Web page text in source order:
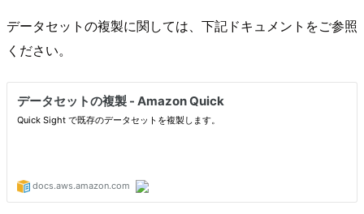
データセットの複製に関しては、下記ドキュメントをご参照
ください。